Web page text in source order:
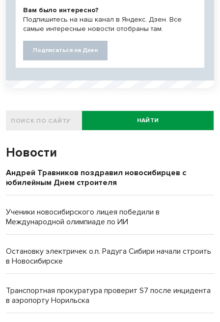
Вам было интересно?
Подпишитесь на наш канал в Яндекс. Дзен. Все
самые интересные новости отобраны там.
Подписаться на Дзен
НАЙТИ
Новости
Андрей Травников поздравил новосибирцев с
юбилейным Днем строителя
Ученики новосибирского лицея победили в
Международной олимпиаде по ИИ
Остановку электричек о.п. Радуга Сибири начали строить
в Новосибирске
Транспортная прокуратура проверит S7 после инцидента
в аэропорту Норильска